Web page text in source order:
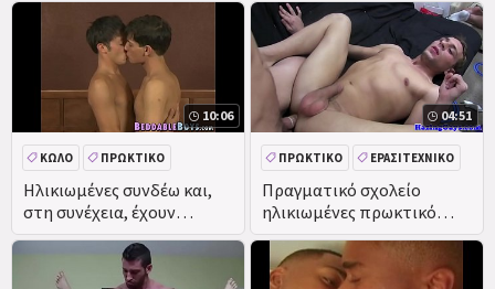
χτυπούσαν!
10:06
Ηλικιωμένες συνδέω και,
στη συνέχεια, έχουν
κάποια πραγματικά
δύσκολη πρωκτικό σεξ
ΚΏΛΟ
ΠΡΩΚΤΙΚΌ
ΑΥΝΑΝΙΣΜΌΣ ΣΤΟ ΠΡΌΣΩΠΟ
ΠΊΠΑ
04:51
Πραγματικό σχολείο
ηλικιωμένες πρωκτικό
στην τετράδα
ΠΡΩΚΤΙΚΌ
ΕΡΑΣΙΤΕΧΝΙΚΌ
ΠΡΑΓΜΑΤΙΚΌΤΗΤΑ